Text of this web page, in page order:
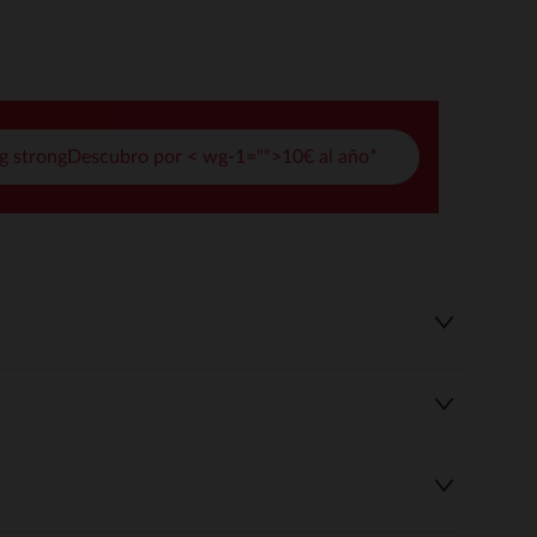
strongDescubro por < wg-1="">10€ al año*